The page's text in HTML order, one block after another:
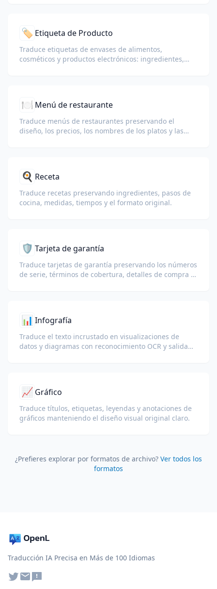
🏷️ Etiqueta de Producto
Traduce etiquetas de envases de alimentos,
cosméticos y productos electrónicos: ingredientes,
🍽️ Menú de restaurante
Traduce menús de restaurantes preservando el
diseño, los precios, los nombres de los platos y las
🍳 Receta
Traduce recetas preservando ingredientes, pasos de
cocina, medidas, tiempos y el formato original.
🛡️ Tarjeta de garantía
Traduce tarjetas de garantía preservando los números
de serie, términos de cobertura, detalles de compra e
📊 Infografía
Traduce el texto incrustado en visualizaciones de
datos y diagramas con reconocimiento OCR y salida
📈 Gráfico
Traduce títulos, etiquetas, leyendas y anotaciones de
gráficos manteniendo el diseño visual original claro.
¿Prefieres explorar por formatos de archivo? Ver todos los
formatos
Traducción IA Precisa en Más de 100 Idiomas